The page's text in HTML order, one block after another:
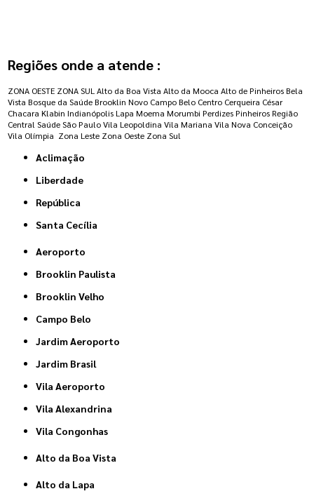
Regiões onde a atende :
ZONA OESTE ZONA SUL Alto da Boa Vista Alto da Mooca Alto de Pinheiros Bela
Vista Bosque da Saúde Brooklin Novo Campo Belo Centro Cerqueira César
Chacara Klabin Indianópolis Lapa Moema Morumbi Perdizes Pinheiros Região
Central Saúde São Paulo Vila Leopoldina Vila Mariana Vila Nova Conceição
Vila Olímpia Zona Leste Zona Oeste Zona Sul
Aclimação
Liberdade
República
Santa Cecília
Aeroporto
Brooklin Paulista
Brooklin Velho
Campo Belo
Jardim Aeroporto
Jardim Brasil
Vila Aeroporto
Vila Alexandrina
Vila Congonhas
Alto da Boa Vista
Alto da Lapa